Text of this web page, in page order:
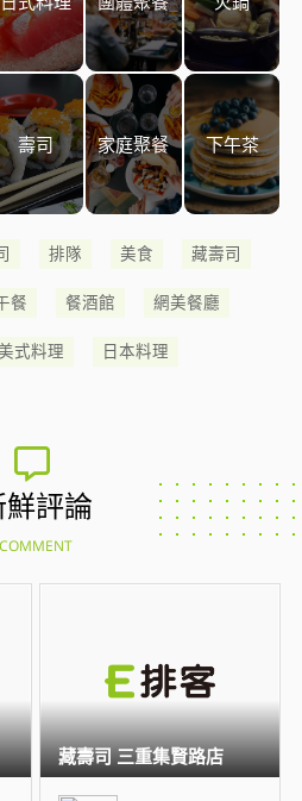
壽司 家庭聚餐 下午茶
排隊 美食 藏壽司
餐 餐酒館 網美餐廳
式料理 日本料理
鮮評論
COMMENT
藏壽司 三重集賢路店